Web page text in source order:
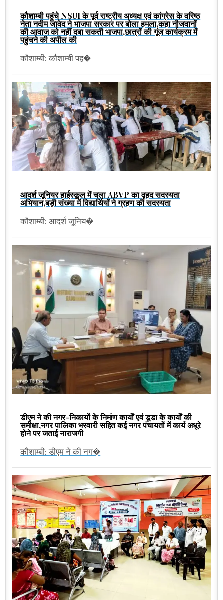
कौशाम्बी पहुंचे NSUI के पूर्व राष्ट्रीय अध्यक्ष एवं कांग्रेस के वरिष्ठ
नेता नदीम जावेद ने भाजपा सरकार पर बोला हमला,कहा नौजवानों
की आवाज को नहीं दबा सकती भाजपा,छात्रों की गूंज कार्यक्रम में
पहुंचने की अपील की
कौशाम्बी: कौशाम्बी पह�
आदर्श जूनियर हाईस्कूल में चला ABVP का वृहद सदस्यता
अभियान,बड़ी संख्या में विद्यार्थियों ने ग्रहण की सदस्यता
कौशाम्बी: आदर्श जूनिय�
डीएम ने की नगर-निकायों के निर्माण कार्यों एवं डूडा के कार्यों की
समीक्षा,नगर पालिका भरवारी सहित कई नगर पंचायतों में कार्य अधूरे
होने पर जताई नाराजगी
कौशाम्बी: डीएम ने की नग�